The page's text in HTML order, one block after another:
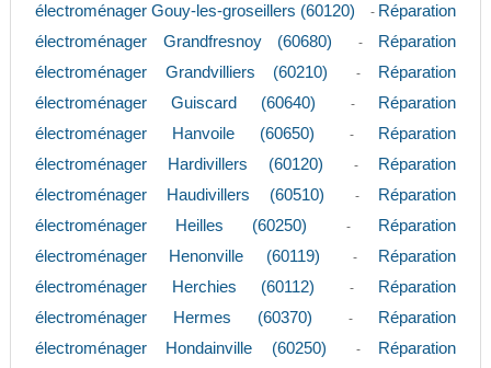
électroménager Gouy-les-groseillers (60120)
- Réparation
électroménager Grandfresnoy (60680)
-
Réparation
électroménager Grandvilliers (60210)
-
Réparation
électroménager Guiscard (60640)
-
Réparation
électroménager Hanvoile (60650)
-
Réparation
électroménager Hardivillers (60120)
-
Réparation
électroménager Haudivillers (60510)
-
Réparation
électroménager Heilles (60250)
-
Réparation
électroménager Henonville (60119)
-
Réparation
électroménager Herchies (60112)
-
Réparation
électroménager Hermes (60370)
-
Réparation
électroménager Hondainville (60250)
-
Réparation